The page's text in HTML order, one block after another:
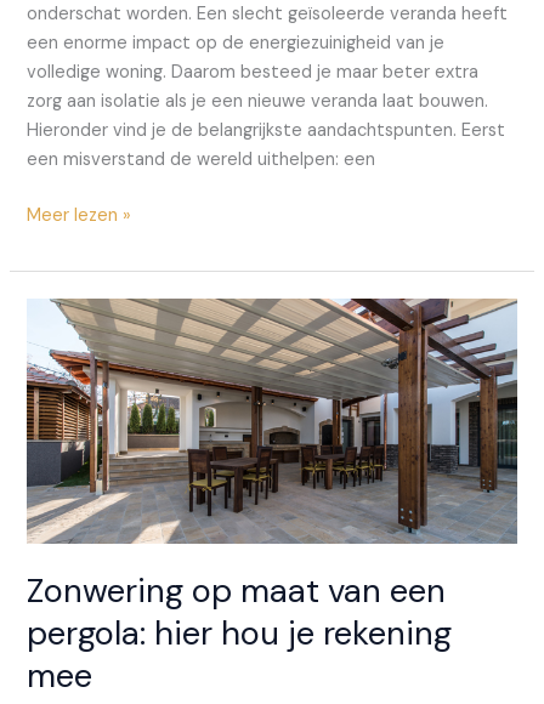
onderschat worden. Een slecht geïsoleerde veranda heeft
een enorme impact op de energiezuinigheid van je
volledige woning. Daarom besteed je maar beter extra
zorg aan isolatie als je een nieuwe veranda laat bouwen.
Hieronder vind je de belangrijkste aandachtspunten. Eerst
een misverstand de wereld uithelpen: een
Je
isoleren?
Zo
je
te
werk
Meer lezen »
Zonwering op maat van een
pergola: hier hou je rekening
mee